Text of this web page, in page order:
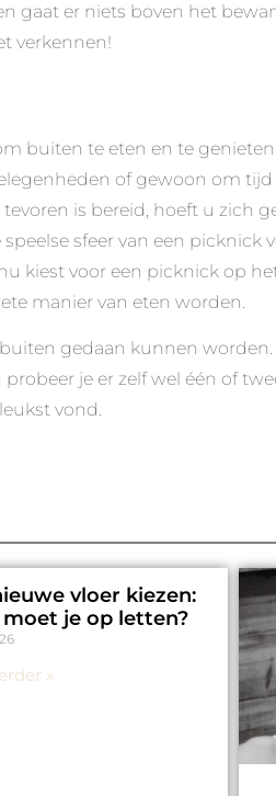
gaat er niets boven het
verkennen!
buiten te eten en te
of gewoon om
is bereid, hoeft u zich
sfeer van een picknick
kiest voor een picknick op
manier van eten worden.
gedaan kunnen
je er zelf wel één of
vond.
vloer kiezen:
je op letten?
»